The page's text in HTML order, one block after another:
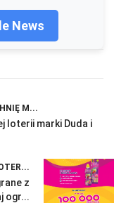
News
M...
loterii marki Duda i
z
ogr...